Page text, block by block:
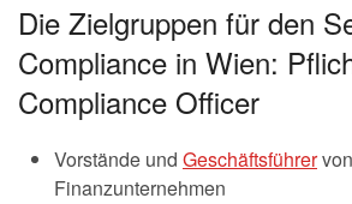
Die Zielgruppen für den
Compliance in Wien:
Compliance Officer
Vorstände und Geschäftsführer
Finanzunternehmen